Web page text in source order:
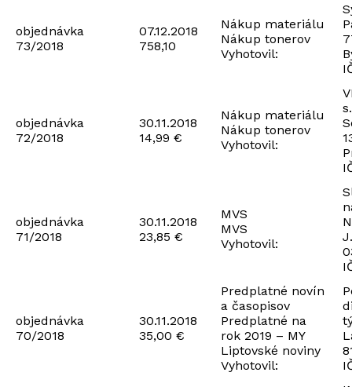
objednávka
73/2018
07.12.2018
758,10
Nákup materiálu
Nákup tonerov
Vyhotovil:
objednávka
72/2018
30.11.2018
14,99 €
Nákup materiálu
Nákup tonerov
Vyhotovil:
objednávka
71/2018
30.11.2018
23,85 €
MVS
MVS
Vyhotovil:
objednávka
70/2018
30.11.2018
35,00 €
Predplatné novín
a časopisov
Predplatné na
rok 2019 – MY
Liptovské noviny
Vyhotovil: